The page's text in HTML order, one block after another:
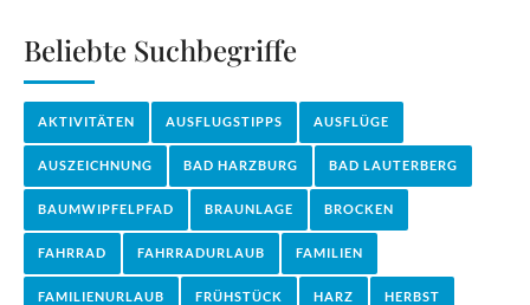
Beliebte Suchbegriffe
AKTIVITÄTEN AUSFLUGSTIPPS AUSFLÜGE
AUSZEICHNUNG BAD HARZBURG BAD LAUTERBERG
BAUMWIPFELPFAD BRAUNLAGE BROCKEN
FAHRRAD FAHRRADURLAUB FAMILIEN
FAMILIENURLAUB FRÜHSTÜCK HARZ HERBST